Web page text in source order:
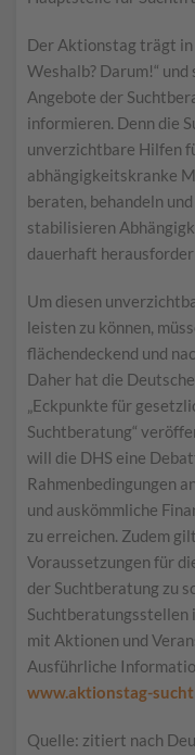
Der Aktionstag trägt in
Weshalb? Darum!“
Angebote der
informieren. Denn die
unverzichtbare Hilfen
abhängigkeitskranke
beraten, behandeln
stabilisieren
dauerhaft
Um diesen
leisten zu können,
flächendeckend und
Daher hat die
„Eckpunkte für
Suchtberatung“
will die DHS eine
Rahmenbedingungen
und auskömmliche
zu erreichen. Zudem
Voraussetzungen für
der Suchtberatung zu
Suchtberatungsstellen
mit Aktionen und
Ausführliche
www.aktionstag-
Quelle: zitiert nach